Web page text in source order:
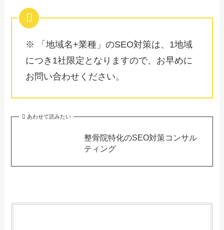
※ 「地域名+業種」のSEO対策は、1地域
につき1社限定となりますので、お早めに
お問い合わせください。
あわせて読みたい
整骨院特化のSEO対策コンサル
ティング